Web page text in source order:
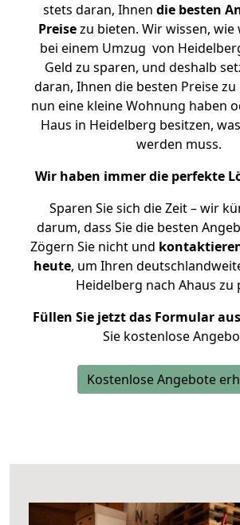
stets daran, Ihnen die besten
Preisezu bieten. Wir wissen, wie
bei einem Umzug von
Geld zu sparen, und deshalb
daran, Ihnen die besten Preise zu
nun eine kleine Wohnung haben
Haus in Heidelberg besitzen,
werden muss.
Wir haben immer die perfekte
Sparen Sie sich die Zeit – wir
darum, dass Sie die besten
Zögern Sie nicht und
heute, um Ihren
Heidelberg nach Ahaus zu
Füllen Sie jetzt das Formular aus
Sie kostenlose
Kostenlose Angebote